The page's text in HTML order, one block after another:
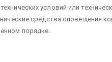
условий или
средства оповещения
порядке.